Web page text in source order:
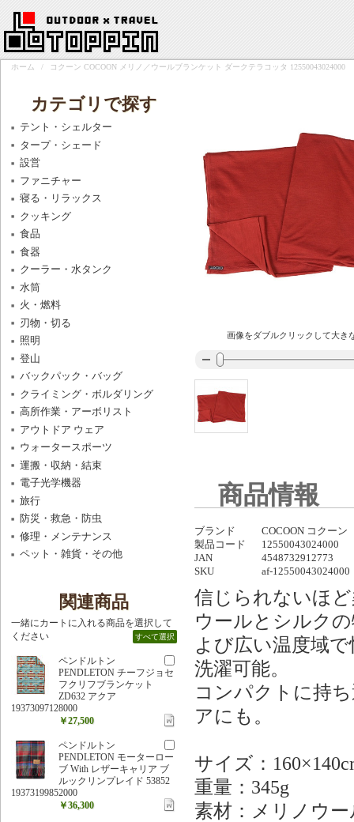
ホーム / コクーン COCOON メリノ／ウールブランケット ダークテラコッタ 12550043024000
画像をダブルクリックして大き
商品情報
ブランド
COCOON コクーン
製品コード
12550043024000
JAN
4548732912773
SKU
af-12550043024000
信じられないほ
ウールとシルク
よび広い温度域で
洗濯可能。
コンパクトに持
アにも。
サイズ：
重量：345g
素材：メリノウー
カテゴリで探す
テント・シェルター
タープ・シェード
設営
ファニチャー
寝る・リラックス
クッキング
食品
食器
クーラー・水タンク
水筒
火・燃料
刃物・切る
照明
登山
バックパック・バッグ
クライミング・ボルダリング
高所作業・アーボリスト
アウトドア ウェア
ウォータースポーツ
運搬・収納・結束
電子光学機器
旅行
防災・救急・防虫
修理・メンテナンス
ペット・雑貨・その他
関連商品
一緒にカートに入れる商品を選択して
ください
すべて選択
ペンドルトン
PENDLETON チーフジョセ
フクリフブランケット
ZD632 アクア
19373097128000
￥27,500
ペンドルトン
PENDLETON モーターロー
ブ With レザーキャリア ブ
ルックリンプレイド 53852
19373199852000
￥36,300